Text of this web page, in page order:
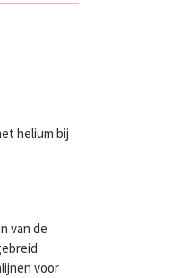
helium bij
van de
voor